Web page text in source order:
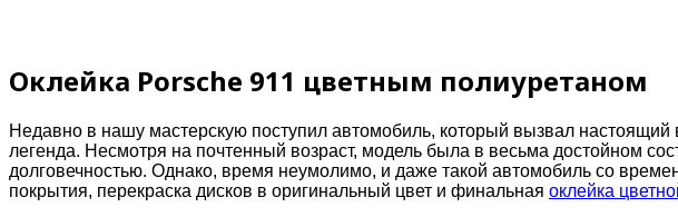
Оклейка Porsche 911 цветным полиуретаном
Недавно в нашу мастерскую поступил автомобиль, который вызвал
легенда. Несмотря на почтенный возраст, модель была в весьма достойном
долговечностью. Однако, время неумолимо, и даже такой автомобиль со
покрытия, перекраска дисков в оригинальный цвет и финальная оклейка